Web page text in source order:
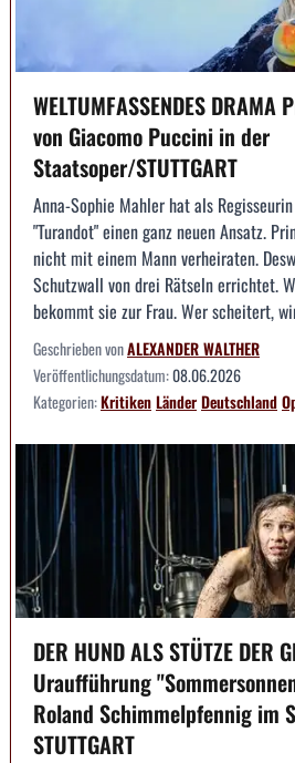
WELTUMFASSENDES
von Giacomo Puccini in der
Staatsoper/STUTTGART
Anna-Sophie Mahler hat als
"Turandot" einen ganz neuen Ansatz.
nicht mit einem Mann verheiraten.
Schutzwall von drei Rätseln errichtet.
bekommt sie zur Frau. Wer scheitert,
Geschrieben vonALEXANDER WALTHER
Veröffentlichungsdatum:08.06.2026
Kategorien:KritikenLänderDeutschland
DER HUND ALS STÜTZE DER
Uraufführung
Roland Schimmelpfennig im
STUTTGART